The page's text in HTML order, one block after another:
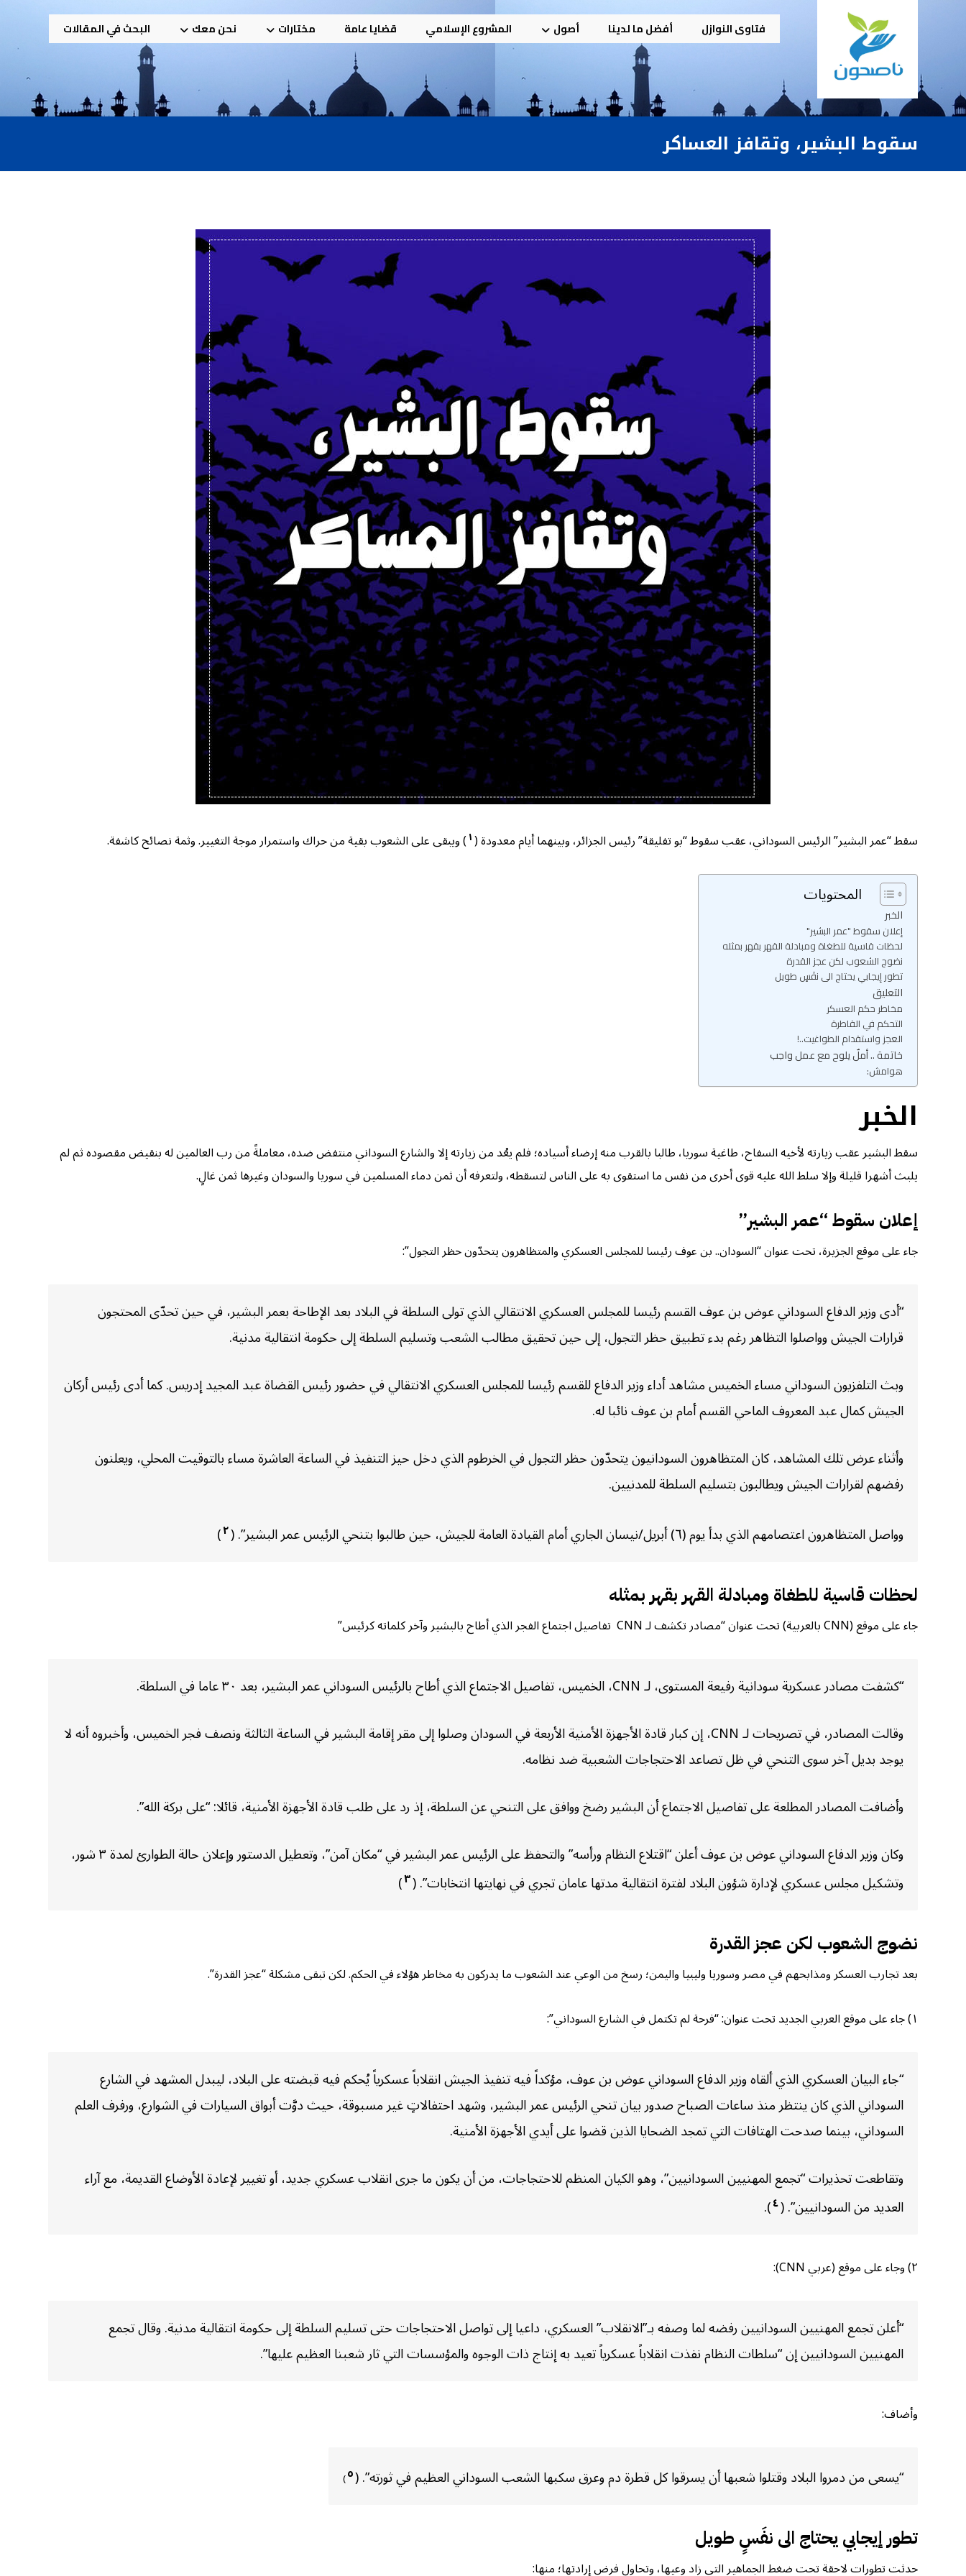
فتاوى النوازل أفضل ما لدينا أصول المشروع الإسلامي قضايا عامة مختارات نحن معك البحث في المقالات
سقوط البشير، وتقافز العساكر
سقط “عمر البشير” الرئيس السوداني، عقب سقوط “بو تفليقة” رئيس الجزائر، وبينهما أيام معدودة (١) ويبقى على الشعوب بقية من حراك واستمرار موجة التغيير. وثمة نصائح كاشفة.
المحتويات
الخبر
إعلان سقوط "عمر البشير"
لحظات قاسية للطغاة ومبادلة القهر بقهر بمثله
نضوج الشعوب لكن عجز القدرة
تطور إيجابي يحتاج الى نفَسٍ طويل
التعليق
مخاطر حكم العسكر
التحكم في القاطرة
العجز واستقدام الطواغيت..!
خاتمة .. أملٌ يلوح مع عمل واجب
هوامش:
الخبر
سقط البشير عقب زيارته لأخيه السفاح، طاغية سوريا، طالبا بالقرب منه إرضاء أسياده؛ فلم يعُد من زيارته إلا والشارع السوداني منتفض ضده، معاملةً من رب العالمين له بنقيض مقصوده ثم لم
يلبث أشهرا قليلة وإلا سلط الله عليه قوى أخرى من نفس ما استقوى به على الناس لتسقطه، ولتعرفه أن ثمن دماء المسلمين في سوريا والسودان وغيرها ثمن غالٍ.
إعلان سقوط “عمر البشير”
جاء على موقع الجزيرة، تحت عنوان “السودان.. بن عوف رئيسا للمجلس العسكري والمتظاهرون يتحدّون حظر التجول”:
“أدى وزير الدفاع السوداني عوض بن عوف القسم رئيسا للمجلس العسكري الانتقالي الذي تولى السلطة في البلاد بعد الإطاحة بعمر البشير، في حين تحدّى المحتجون
قرارات الجيش وواصلوا التظاهر رغم بدء تطبيق حظر التجول، إلى حين تحقيق مطالب الشعب وتسليم السلطة إلى حكومة انتقالية مدنية.
وبث التلفزيون السوداني مساء الخميس مشاهد أداء وزير الدفاع للقسم رئيسا للمجلس العسكري الانتقالي في حضور رئيس القضاة عبد المجيد إدريس. كما أدى رئيس أركان
الجيش كمال عبد المعروف الماحي القسم أمام بن عوف نائبا له.
وأثناء عرض تلك المشاهد، كان المتظاهرون السودانيون يتحدّون حظر التجول في الخرطوم الذي دخل حيز التنفيذ في الساعة العاشرة مساء بالتوقيت المحلي، ويعلنون
رفضهم لقرارات الجيش ويطالبون بتسليم السلطة للمدنيين.
وواصل المتظاهرون اعتصامهم الذي بدأ يوم (٦) أبريل/نيسان الجاري أمام القيادة العامة للجيش، حين طالبوا بتنحي الرئيس عمر البشير”. (
٢)
لحظات قاسية للطغاة ومبادلة القهر بقهر بمثله
جاء على موقع (CNN بالعربية) تحت عنوان “مصادر تكشف لـ CNN تفاصيل اجتماع الفجر الذي أطاح بالبشير وآخر كلماته كرئيس”
“كشفت مصادر عسكرية سودانية رفيعة المستوى، لـ CNN، الخميس، تفاصيل الاجتماع الذي أطاح بالرئيس السوداني عمر البشير، بعد ٣٠ عاما في السلطة.
وقالت المصادر، في تصريحات لـ CNN، إن كبار قادة الأجهزة الأمنية الأربعة في السودان وصلوا إلى مقر إقامة البشير في الساعة الثالثة ونصف فجر الخميس، وأخبروه أنه لا
يوجد بديل آخر سوى التنحي في ظل تصاعد الاحتجاجات الشعبية ضد نظامه.
وأضافت المصادر المطلعة على تفاصيل الاجتماع أن البشير رضخ ووافق على التنحي عن السلطة، إذ رد على طلب قادة الأجهزة الأمنية، قائلا: “على بركة الله”.
وكان وزير الدفاع السوداني عوض بن عوف أعلن “اقتلاع النظام ورأسه” والتحفظ على الرئيس عمر البشير في “مكان آمن”، وتعطيل الدستور وإعلان حالة الطوارئ لمدة ٣ شور،
وتشكيل مجلس عسكري لإدارة شؤون البلاد لفترة انتقالية مدتها عامان تجري في نهايتها انتخابات”. (٣)
نضوج الشعوب لكن عجز القدرة
بعد تجارب العسكر ومذابحهم في مصر وسوريا وليبيا واليمن؛ رسخ من الوعي عند الشعوب ما يدركون به مخاطر هؤلاء في الحكم. لكن تبقى مشكلة “عجز القدرة”.
١) جاء على موقع العربي الجديد تحت عنوان: “فرحة لم تكتمل في الشارع السوداني”:
“جاء البيان العسكري الذي ألقاه وزير الدفاع السوداني عوض بن عوف، مؤكداً فيه تنفيذ الجيش انقلاباً عسكرياً يُحكم فيه قبضته على البلاد، ليبدل المشهد في الشارع
السوداني الذي كان ينتظر منذ ساعات الصباح صدور بيان تنحي الرئيس عمر البشير، وشهد احتفالاتٍ غير مسبوقة، حيث دوَّت أبواق السيارات في الشوارع، ورفرف العلم
السوداني، بينما صدحت الهتافات التي تمجد الضحايا الذين قضوا على أيدي الأجهزة الأمنية.
وتقاطعت تحذيرات “تجمع المهنيين السودانيين”، وهو الكيان المنظم للاحتجاجات، من أن يكون ما جرى انقلاب عسكري جديد، أو تغيير لإعادة الأوضاع القديمة، مع آراء
العديد من السودانيين”. (٤).
٢) وجاء على موقع (عربي CNN):
“أعلن تجمع المهنيين السودانيين رفضه لما وصفه بـ”الانقلاب” العسكري، داعيا إلى تواصل الاحتجاجات حتى تسليم السلطة إلى حكومة انتقالية مدنية. وقال تجمع
المهنيين السودانيين إن “سلطات النظام نفذت انقلاباً عسكرياً تعيد به إنتاج ذات الوجوه والمؤسسات التي ثار شعبنا العظيم عليها”.
وأضاف:
“يسعى من دمروا البلاد وقتلوا شعبها أن يسرقوا كل قطرة دم وعرق سكبها الشعب السوداني العظيم في ثورته”. (٥)
تطور إيجابي يحتاج الى نفَسٍ طويل
حدثت تطورات لاحقة تحت ضغط الجماهير التي زاد وعيها، وتحاول فرض إرادتها؛ منها: